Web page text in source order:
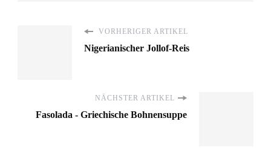
VORHERIGER ARTIKEL
Nigerianischer Jollof-Reis
NÄCHSTER ARTIKEL
Fasolada - Griechische Bohnensuppe